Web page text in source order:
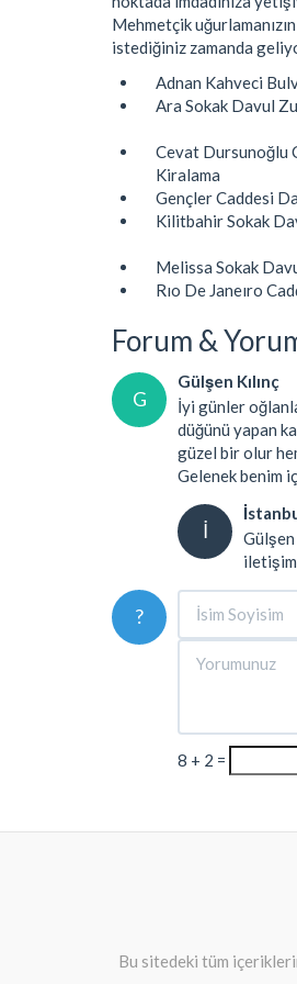
Mehmetçik
istediğiniz zamanda
Adnan Kahveci
Ara Sokak Davul
Cevat Dursunoğlu
Kiralama
Gençler Caddesi
Kilitbahir Sokak
Melissa Sokak
Rıo De Janeıro
Forum &
G
Gülşen Kılınç
İyi günler
düğünü yapan
güzel bir olur
Gelenek benim
İ
?
8 + 2 =
Bu sitedeki tüm